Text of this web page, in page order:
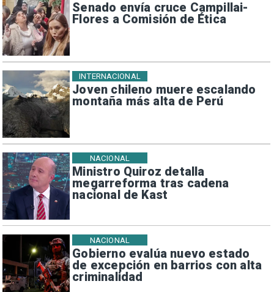
Senado envía cruce Campillai-
Flores a Comisión de Ética
Joven chileno muere escalando
montaña más alta de Perú
INTERNACIONAL
Ministro Quiroz detalla
megarreforma tras cadena
nacional de Kast
NACIONAL
Gobierno evalúa nuevo estado
de excepción en barrios con alta
criminalidad
NACIONAL